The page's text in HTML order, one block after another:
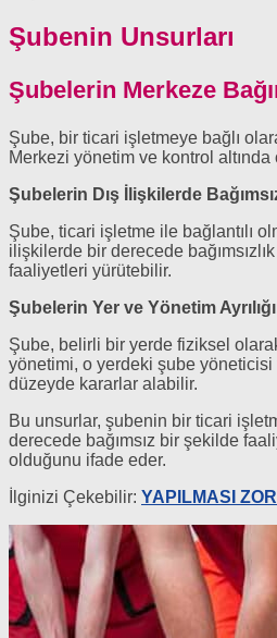
Şubenin Unsurları
Şubelerin Merkeze
Şube, bir ticari işletmeye bağlı
Merkezi yönetim ve kontrol
Şubelerin Dış İlişkilerde
Şube, ticari işletme ile bağlantılı
ilişkilerde bir derecede
faaliyetleri yürütebilir.
Şubelerin Yer ve Yönetim
Şube, belirli bir yerde fiziksel
yönetimi, o yerdeki şube yöneticisi
düzeyde kararlar alabilir.
Bu unsurlar, şubenin bir ticari
derecede bağımsız bir şekilde
olduğunu ifade eder.
İlginizi Çekebilir: YAPILMASI